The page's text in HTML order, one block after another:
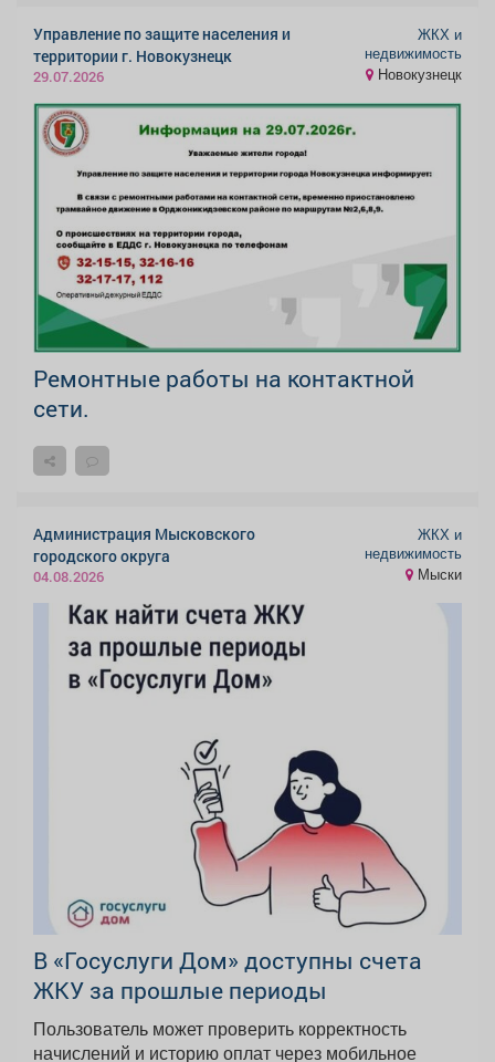
Управление по защите населения и
территории г. Новокузнецк
29.07.2026
ЖКХ и
недвижимость
Новокузнецк
Ремонтные работы на контактной
сети.
Администрация Мысковского
городского округа
04.08.2026
ЖКХ и
недвижимость
Мыски
В «Госуслуги Дом» доступны счета
ЖКУ за прошлые периоды
Пользователь может проверить корректность
начислений и историю оплат через мобильное